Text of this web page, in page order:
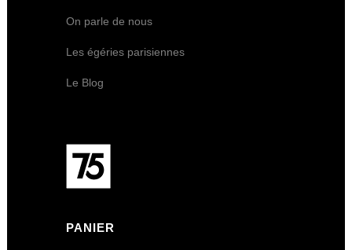
On parle de nous
Les égéries parisiennes
Le Blog
PANIER